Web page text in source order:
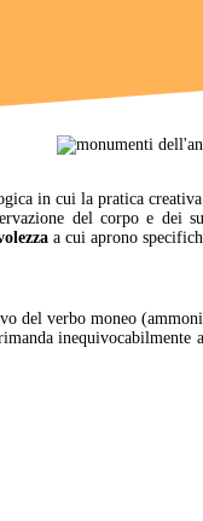
in cui la pratica
del corpo e
a cui aprono
del verbo moneo
inequivocabilmente